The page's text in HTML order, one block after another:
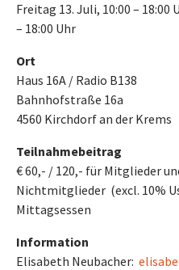
Freitag 13. Juli, 10:00 – 18:00
– 18:00 Uhr
Ort
Haus 16A / Radio B138
Bahnhofstraße 16a
4560 Kirchdorf an der Krems
Teilnahmebeitrag
€ 60,- / 120,- für Mitglieder
Nichtmitglieder (excl. 10%
Mittagsessen
Information
Elisabeth Neubacher: